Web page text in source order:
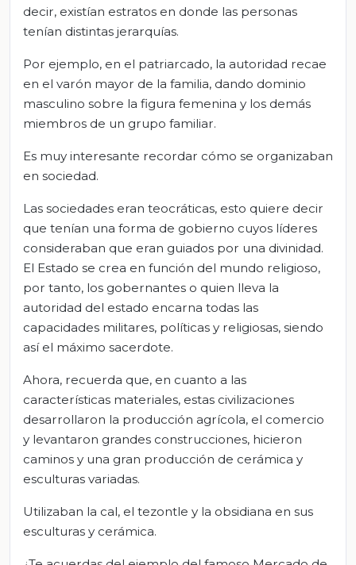
decir, existían estratos en donde las personas
tenían distintas jerarquías.
Por ejemplo, en el patriarcado, la autoridad recae
en el varón mayor de la familia, dando dominio
masculino sobre la figura femenina y los demás
miembros de un grupo familiar.
Es muy interesante recordar cómo se organizaban
en sociedad.
Las sociedades eran teocráticas, esto quiere decir
que tenían una forma de gobierno cuyos líderes
consideraban que eran guiados por una divinidad.
El Estado se crea en función del mundo religioso,
por tanto, los gobernantes o quien lleva la
autoridad del estado encarna todas las
capacidades militares, políticas y religiosas, siendo
así el máximo sacerdote.
Ahora, recuerda que, en cuanto a las
características materiales, estas civilizaciones
desarrollaron la producción agrícola, el comercio
y levantaron grandes construcciones, hicieron
caminos y una gran producción de cerámica y
esculturas variadas.
Utilizaban la cal, el tezontle y la obsidiana en sus
esculturas y cerámica.